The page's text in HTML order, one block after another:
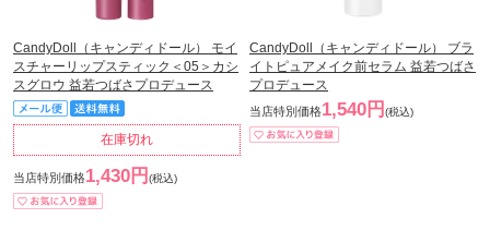
CandyDoll（キャンディドール） モイ
スチャーリップスティック＜05＞カシ
スグロウ 益若つばさプロデュース
在庫切れ
当店特別価格1,430円 (税込)
CandyDoll（キャンディドール） ブラ
イトピュアメイク前セラム 益若つばさ
プロデュース
当店特別価格1,540円 (税込)